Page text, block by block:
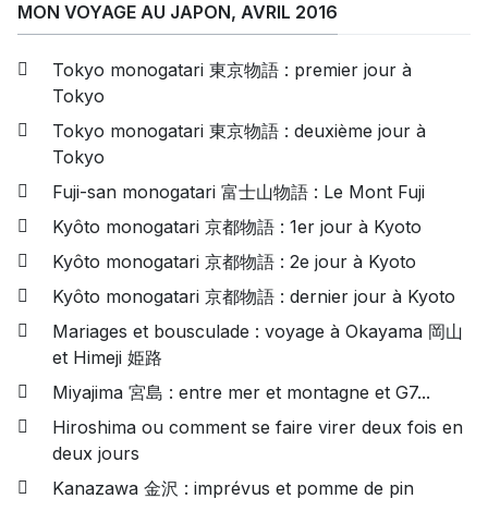
MON VOYAGE AU JAPON, AVRIL 2016
Tokyo monogatari 東京物語 : premier jour à
Tokyo
Tokyo monogatari 東京物語 : deuxième jour à
Tokyo
Fuji-san monogatari 富士山物語 : Le Mont Fuji
Kyôto monogatari 京都物語 : 1er jour à Kyoto
Kyôto monogatari 京都物語 : 2e jour à Kyoto
Kyôto monogatari 京都物語 : dernier jour à Kyoto
Mariages et bousculade : voyage à Okayama 岡山
et Himeji 姫路
Miyajima 宮島 : entre mer et montagne et G7...
Hiroshima ou comment se faire virer deux fois en
deux jours
Kanazawa 金沢 : imprévus et pomme de pin